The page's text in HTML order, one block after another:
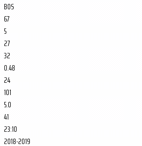
BOS
67
5
27
32
0.48
24
101
5.0
41
23:10
2018-2019